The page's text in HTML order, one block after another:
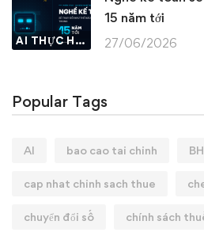
AI THỰC HÀNH
15 năm tới
27/06/2026
Popular Tags
AI bao cao tai chinh
cap nhat chinh sach thue
chuyển đổi số chính sách